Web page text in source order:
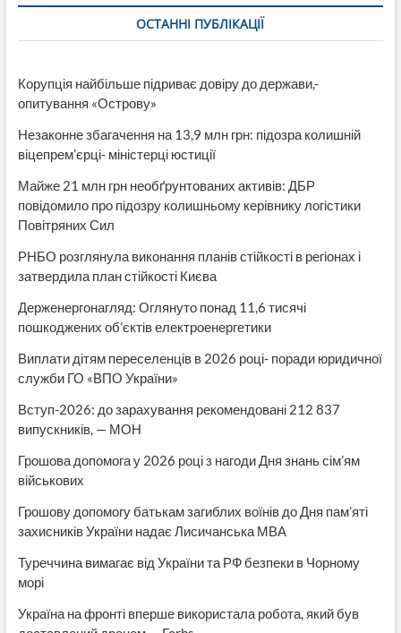
ОСТАННІ ПУБЛІКАЦІЇ
Корупція найбільше підриває довіру до держави,-
опитування «Острову»
Незаконне збагачення на 13,9 млн грн: підозра колишній
віцепрем’єрці- міністерці юстиції
Майже 21 млн грн необґрунтованих активів: ДБР
повідомило про підозру колишньому керівнику логістики
Повітряних Сил
РНБО розглянула виконання планів стійкості в регіонах і
затвердила план стійкості Києва
Держенергонагляд: Оглянуто понад 11,6 тисячі
пошкоджених об’єктів електроенергетики
Виплати дітям переселенців в 2026 році- поради юридичної
служби ГО «ВПО України»
Вступ-2026: до зарахування рекомендовані 212 837
випускників, — МОН
Грошова допомога у 2026 році з нагоди Дня знань сім’ям
військових
Грошову допомогу батькам загиблих воїнів до Дня пам’яті
захисників України надає Лисичанська МВА
Туреччина вимагає від України та РФ безпеки в Чорному
морі
Україна на фронті вперше використала робота, який був